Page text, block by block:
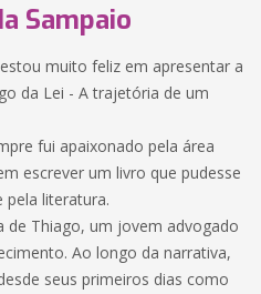
Sampaio
muito feliz em apresentar a
da Lei - A trajetória de um
fui apaixonado pela área
escrever um livro que pudesse
pela literatura.
de Thiago, um jovem advogado
Ao longo da narrativa,
seus primeiros dias como